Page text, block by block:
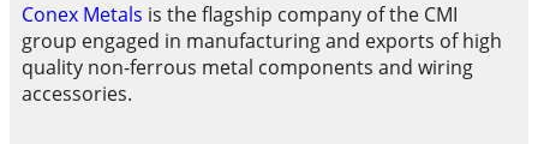
Conex Metals is the flagship company of the CMI
group engaged in manufacturing and exports of high
quality non-ferrous metal components and wiring
accessories.